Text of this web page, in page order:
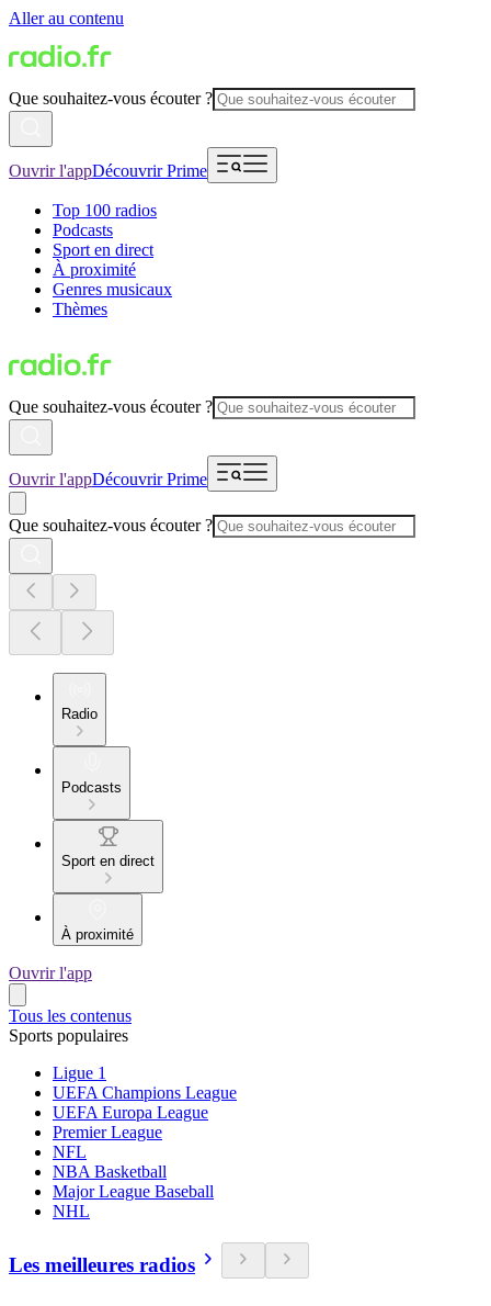
Aller au contenu
Que souhaitez-vous écouter ?
Ouvrir l'appDécouvrir Prime
Top 100 radios
Podcasts
Sport en direct
À proximité
Genres musicaux
Thèmes
Que souhaitez-vous écouter ?
Ouvrir l'appDécouvrir Prime
Que souhaitez-vous écouter ?
Radio
Podcasts
Sport en direct
À proximité
Ouvrir l'app
Tous les contenus
Sports populaires
Ligue 1
UEFA Champions League
UEFA Europa League
Premier League
NFL
NBA Basketball
Major League Baseball
NHL
Les meilleures radios